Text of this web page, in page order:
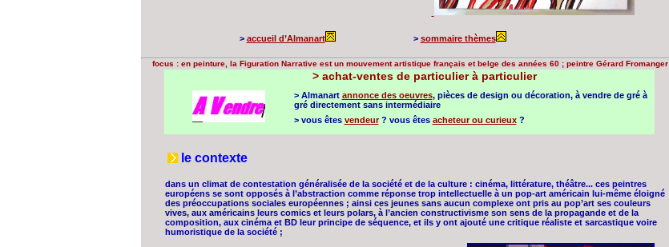
> accueil d’Almanart > sommaire thèmes
focus : en peinture, la Figuration Narrative est un mouvement artistique français et belge des années 60 ; peintre Gérard Fromanger
> achat-ventes de particulier à particulier
> Almanart annonce des oeuvres, pièces de design ou décoration, à vendre de gré à
gré directement sans intermédiaire
> vous êtes vendeur? vous êtes acheteur ou curieux?
le contexte
dans un climat de contestation généralisée de la société et de la culture : cinéma, littérature, théâtre... ces peintres
européens se sont opposés à l’abstraction comme réponse trop intellectuelle à un pop-art américain lui-même éloigné
des préoccupations sociales européennes ; ainsi ces jeunes sans aucun complexe ont pris au pop’art ses couleurs
vives, aux américains leurs comics et leurs polars, à l’ancien constructivisme son sens de la propagande et de la
composition, aux cinéma et BD leur principe de séquence, et ils y ont ajouté une critique réaliste et sarcastique voire
humoristique de la société ;